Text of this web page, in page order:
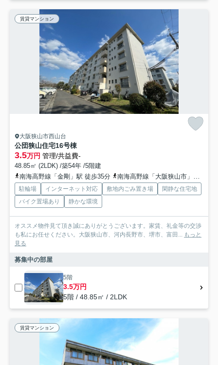
賃貸マンション
大阪狭山市西山台
公団狭山住宅16号棟
3.5万円 管理/共益費-
48.85㎡ (2LDK) /築54年 /5階建
南海高野線「金剛」駅 徒歩35分
南海高野線「大阪狭山市」駅 徒歩43分
駐輪場 インターネット対応 敷地内ごみ置き場
閑静な住宅地
バイク置場あり
静かな環境
オススメ物件見て頂き誠にありがとうございます。家賃、礼金等の交渉
も私にお任せください。大阪狭山市、河内長野市、堺市、富田... もっと
見る
募集中の部屋
5階
3.5万円
5階 / 48.85㎡ / 2LDK
賃貸マンション